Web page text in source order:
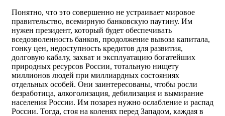
Понятно, что это совершенно не устраивает мировое
правительство, всемирную банковскую паутину. Им
нужен президент, который будет обеспечивать
вседозволенность банков, продолжение вывоза капитала,
гонку цен, недоступность кредитов для развития,
долговую кабалу, захват и эксплуатацию богатейших
природных ресурсов России, тотальную нищету
миллионов людей при миллиардных состояниях
отдельных особей. Они заинтересованы, чтобы росли
безработица, алкоголизация, дебилизация и вымирание
населения России. Им позарез нужно ослабление и распад
России. Тогда, стоя на коленях перед Западом, каждая в